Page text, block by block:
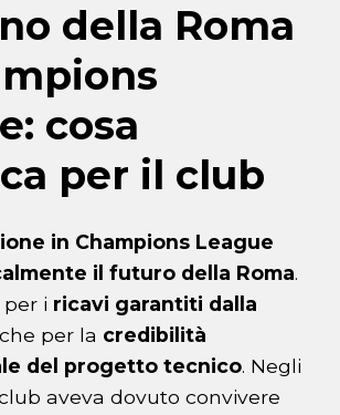
della Roma
cosa
per il club
in Champions League
il futuro della Roma.
i ricavi garantiti dalla
per la credibilità
del progetto tecnico. Negli
aveva dovuto convivere